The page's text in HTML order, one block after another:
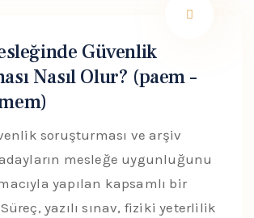
Güvenlik
Nasıl Olur? (paem –
soruşturması ve arşiv
mesleğe uygunluğunu
yapılan kapsamlı bir
yazılı sınav, fiziki yeterlilik